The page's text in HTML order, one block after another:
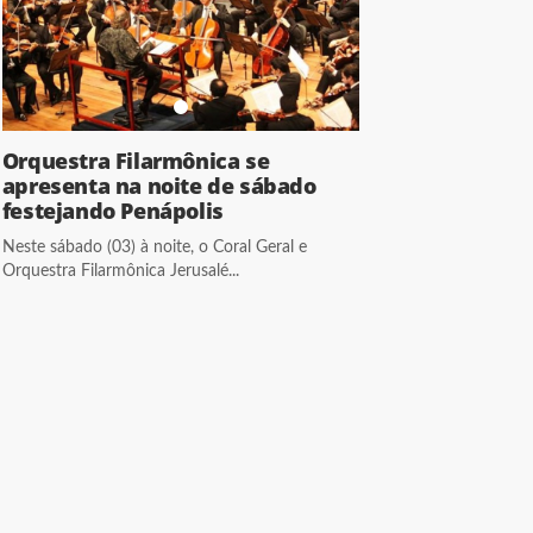
Orquestra Filarmônica se
apresenta na noite de sábado
festejando Penápolis
Neste sábado (03) à noite, o Coral Geral e
Orquestra Filarmônica Jerusalé...